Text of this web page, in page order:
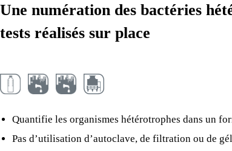
Une numération des bactéries
tests réalisés sur place
Quantifie les organismes hétérotrophes dans un
Pas d’utilisation d’autoclave, de filtration ou de